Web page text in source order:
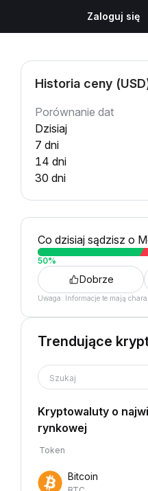
Zaloguj się
Historia ceny
Porównanie dat
Dzisiaj
7 dni
14 dni
30 dni
Co dzisiaj sądzisz o
50%
Dobrze
Uwaga: Informacje te mają
Trendujące
Szukaj
Kryptowaluty o
rynkowej
Token
Bitcoin